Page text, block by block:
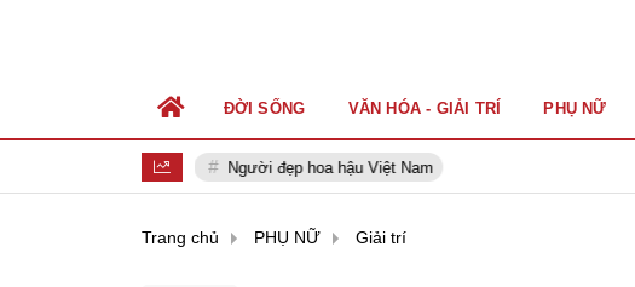
Người đẹp hoa hậu Việt Nam
ĐỜI SỐNG VĂN HÓA - GIẢI TRÍ PHỤ NỮ
Trang chủ PHỤ NỮ Giải trí